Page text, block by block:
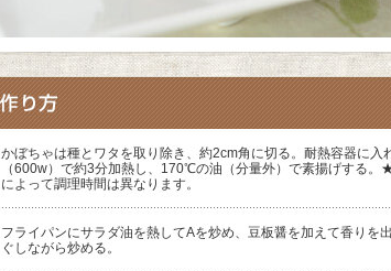
かぼちゃは種とワタを取り除き、約2cm角に切る。耐熱容器に入
（600w）で約3分加熱し、170℃の油（分量外）で素揚げする
によって調理時間は異なります。
フライパンにサラダ油を熱してAを炒め、豆板醤を加えて香りを
ぐしながら炒める。